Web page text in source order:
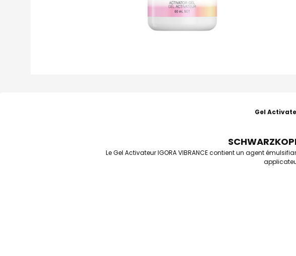
Gel
Le Gel Activateur IGORA VIBRANCE contient un agent